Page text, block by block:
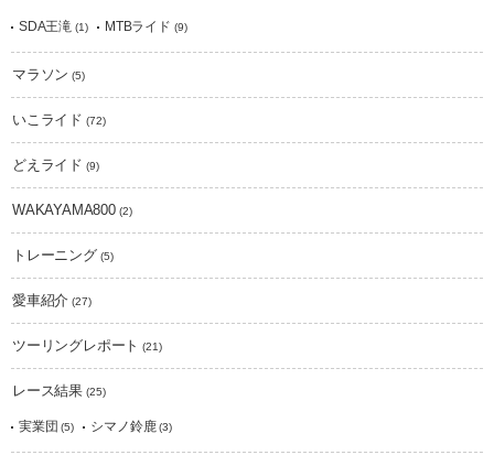
SDA王滝 (1) MTBライド (9)
マラソン (5)
いこライド (72)
どえライド (9)
WAKAYAMA800(2)
トレーニング (5)
愛車紹介 (27)
ツーリングレポート (21)
レース結果 (25)
実業団 (5) シマノ鈴鹿 (3)